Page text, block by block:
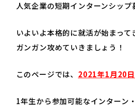
人気企業の短期インターンシップ
いよいよ本格的に就活が始まって
ガンガン攻めていきましょう！
このページでは、 2021年1月20
1年生から参加可能なインターン